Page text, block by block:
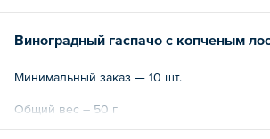
Виноградный гаспачо с копченым
Минимальный заказ — 10 шт.
Общий вес – 50 г